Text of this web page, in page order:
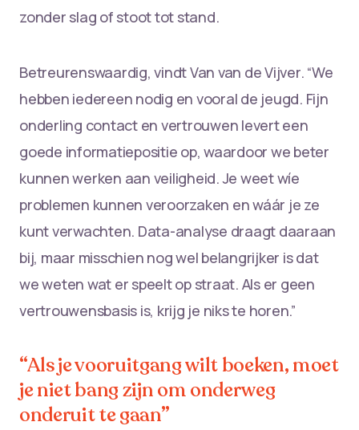
zonder slag of stoot tot stand.
Betreurenswaardig, vindt Van van de Vijver. “We
hebben iedereen nodig en vooral de jeugd. Fijn
onderling contact en vertrouwen levert een
goede informatiepositie op, waardoor we beter
kunnen werken aan veiligheid. Je weet wíe
problemen kunnen veroorzaken en wáár je ze
kunt verwachten. Data-analyse draagt daaraan
bij, maar misschien nog wel belangrijker is dat
we weten wat er speelt op straat. Als er geen
vertrouwensbasis is, krijg je niks te horen.”
“Als je vooruitgang wilt boeken, moet
je niet bang zijn om onderweg
onderuit te gaan”